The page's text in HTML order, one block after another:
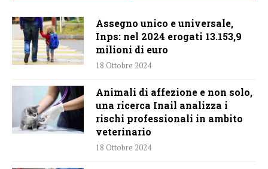
Assegno unico e universale,
Inps: nel 2024 erogati 13.153,9
milioni di euro
18 Ottobre 2024
Animali di affezione e non solo,
una ricerca Inail analizza i
rischi professionali in ambito
veterinario
18 Ottobre 2024